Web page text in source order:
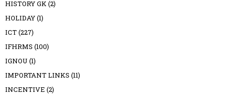
HISTORY GK(2)
HOLIDAY(1)
ICT(227)
IFHRMS (100)
IGNOU (1)
IMPORTANT LINKS (11)
INCENTIVE (2)